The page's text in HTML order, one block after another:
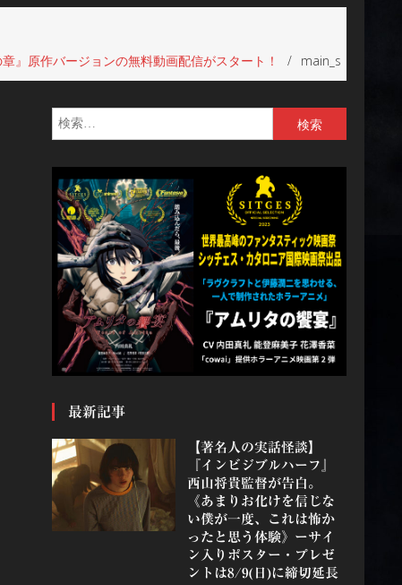
原作バージョンの無料動画配信がスタート！
main_s
索:
最新記事
【著名人の実話怪談】
『インビジブルハーフ』
⻄⼭将貴監督が告白。
《あまりお化けを信じな
い僕が一度、これは怖か
ったと思う体験》ーサイ
ン入りポスター・プレゼ
ントは8/9(日)に締切延長